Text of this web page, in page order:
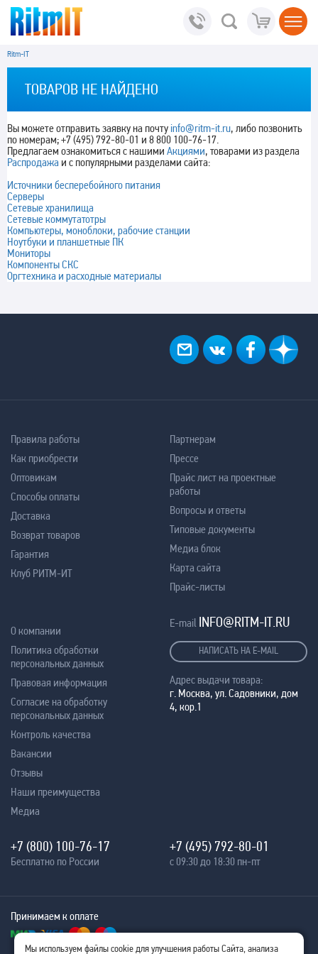
Ritm-IT
ТОВАРОВ НЕ НАЙДЕНО
Вы можете отправить заявку на почту info@ritm-it.ru, либо позвонить
по номерам; +7 (495) 792-80-01 и 8 800 100-76-17.
Предлагаем ознакомиться с нашими Акциями, товарами из раздела
Распродажа и с популярными разделами сайта:
Источники бесперебойного питания
Серверы
Сетевые хранилища
Сетевые коммутатотры
Компьютеры, моноблоки, рабочие станции
Ноутбуки и планшетные ПК
Мониторы
Компоненты СКС
Оргтехника и расходные материалы
Правила работы
Как приобрести
Оптовикам
Способы оплаты
Доставка
Возврат товаров
Гарантия
Клуб РИТМ-ИТ
Партнерам
Прессе
Прайс лист на проектные
работы
Вопросы и ответы
Типовые документы
Медиа блок
Карта сайта
Прайс-листы
О компании
Политика обработки
персональных данных
Правовая информация
Согласие на обработку
персональных данных
Контроль качества
Вакансии
Отзывы
Наши преимущества
Медиа
E-mail INFO@RITM-IT.RU
НАПИСАТЬ НА E-MAIL
Адрес выдачи товара:
г. Москва, ул. Садовники, дом
4, кор.1
+7 (800) 100-76-17
Бесплатно по России
+7 (495) 792-80-01
с 09:30 до 18:30 пн-пт
Принимаем к оплате
Мы используем файлы cookie для улучшения работы Сайта, анализа